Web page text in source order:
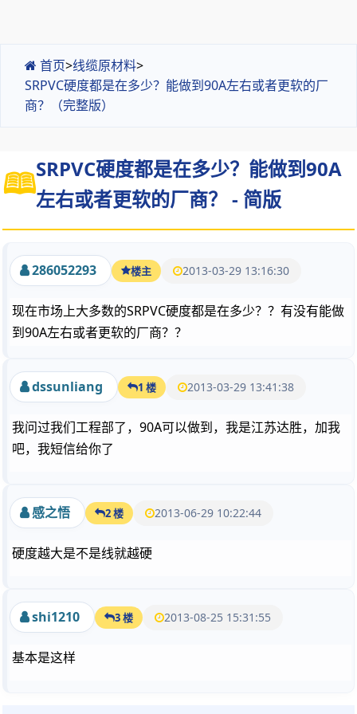
首页>线缆原材料>
SRPVC硬度都是在多少？能做到90A左右或者更软的厂
商？（完整版）
SRPVC硬度都是在多少？能做到90A
左右或者更软的厂商？ - 简版
286052293 楼主 2013-03-29 13:16:30
现在市场上大多数的SRPVC硬度都是在多少？？有没有能做
到90A左右或者更软的厂商？？
dssunliang 1 楼 2013-03-29 13:41:38
我问过我们工程部了，90A可以做到，我是江苏达胜，加我
吧，我短信给你了
感之悟 2 楼 2013-06-29 10:22:44
硬度越大是不是线就越硬
shi1210 3 楼 2013-08-25 15:31:55
基本是这样